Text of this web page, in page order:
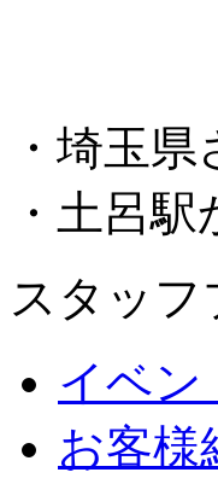
・埼玉
・土呂
スタッ
イベン
お客様